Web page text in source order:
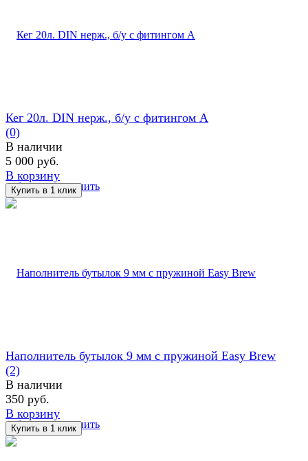
избранное сравнить
Кег 20л. DIN нерж., б/у с фитингом А
(0)
В наличии
5 000 руб.
В корзину
избранное сравнить
Наполнитель бутылок 9 мм с пружиной Easy Brew
(2)
В наличии
350 руб.
В корзину